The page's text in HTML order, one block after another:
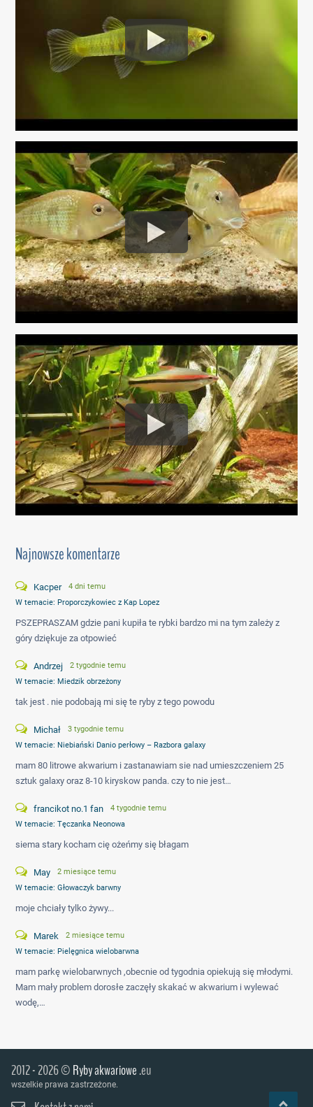
Najnowsze komentarze
Kacper
4 dni temu
W temacie: Proporczykowiec z Kap Lopez
PSZEPRASZAM gdzie pani kupiła te rybki bardzo mi na tym zależy z
góry dziękuje za otpowieć
Andrzej
2 tygodnie temu
W temacie: Miedzik obrzeżony
tak jest . nie podobają mi się te ryby z tego powodu
Michał
3 tygodnie temu
W temacie: Niebiański Danio perłowy – Razbora galaxy
mam 80 litrowe akwarium i zastanawiam sie nad umieszczeniem 25
sztuk galaxy oraz 8-10 kiryskow panda. czy to nie jest…
francikot no.1 fan
4 tygodnie temu
W temacie:Tęczanka Neonowa
siema stary kocham cię ożeńmy się błagam
May
2 miesiące temu
W temacie:Głowaczyk barwny
moje chciały tylko żywy...
Marek
2 miesiące temu
W temacie: Pielęgnica wielobarwna
mam parkę wielobarwnych ,obecnie od tygodnia opiekują się młodymi.
Mam mały problem dorosłe zaczęły skakać w akwarium i wylewać
wodę,…
2012 - 2026 ©Ryby akwariowe.eu
wszelkie prawa zastrzeżone.